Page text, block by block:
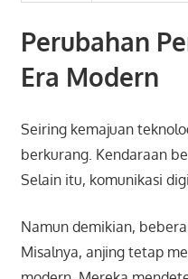
Perubahan
Era Modern
Seiring kemajuan
berkurang. Kendaraan
Selain itu, komunikasi
Namun demikian,
Misalnya, anjing tetap